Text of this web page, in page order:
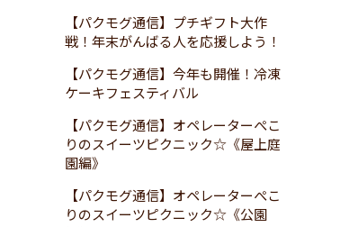
【パクモグ通信】プチギフト大作
戦！年末がんばる人を応援しよう！
【パクモグ通信】今年も開催！冷凍
ケーキフェスティバル
【パクモグ通信】オペレーターぺこ
りのスイーツピクニック☆《屋上庭
園編》
【パクモグ通信】オペレーターぺこ
りのスイーツピクニック☆《公園